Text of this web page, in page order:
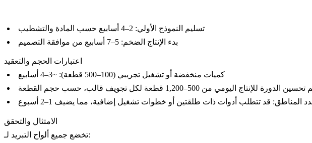
تسليم النموذج الأولي:
بدء الإنتاج الضخم:
اعتبارات الحجم والتعقيد
كميات منخفضة أو تشغيل تجريبي (100–500 قطعة):
~3–4 أسابيع
الدورة للإنتاج اليومي من 500–1,200 قطعة لكل تجويف قالب، حسب حجم القطعة
المناطق: قد تتطلب أدوات ذات طلقتين أو خطوات تشغيل إضافية، مما يضيف 1–2 أسبوع
الامتثال والتحقق
تخضع جميع ألواح التبريد لـ: